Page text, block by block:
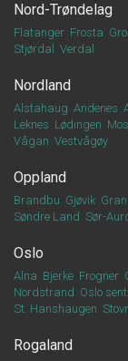
Nord-Trøndelag
Flatanger Frosta
Stjørdal
Verdal
Nordland
Alstahaug Andenes
Leknes Lødingen
Vågan Vestvågøy
Oppland
Brandbu Gjøvik Gran
Søndre Land Sør-
Oslo
Alna Bjerke Frogner
Nordstrand Oslo
St. Hanshaugen
Rogaland